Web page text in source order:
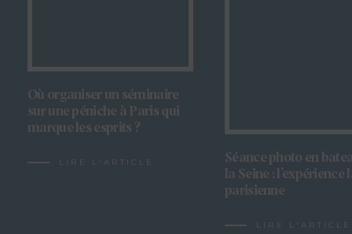
Où organiser un séminaire
sur une péniche à Paris qui
marque les esprits ?
LIRE L'ARTICLE
Séance photo en
la Seine : l’expérience
parisienne
LIRE L'ARTICLE